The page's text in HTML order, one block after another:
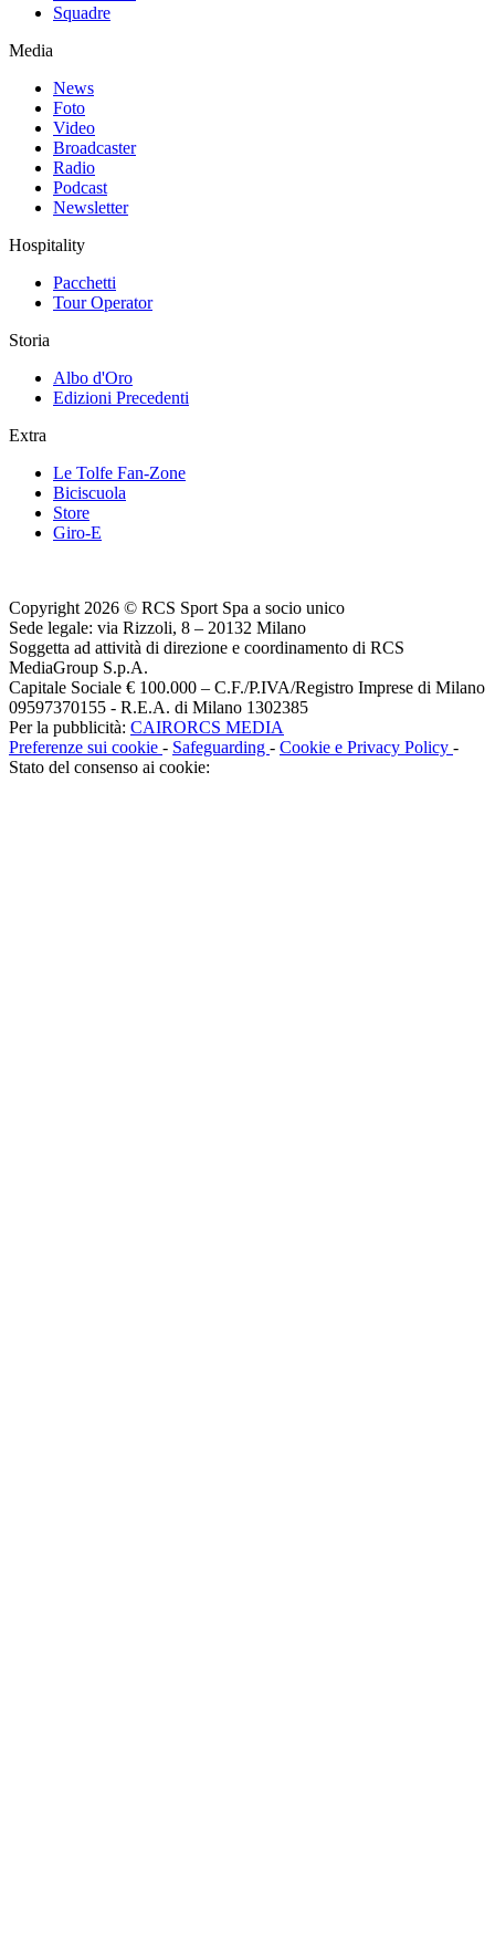
Squadre
Media
News
Foto
Video
Broadcaster
Radio
Podcast
Newsletter
Hospitality
Pacchetti
Tour Operator
Storia
Albo d'Oro
Edizioni Precedenti
Extra
Le Tolfe Fan-Zone
Biciscuola
Store
Giro-E
Copyright 2026 © RCS Sport Spa a socio unico
Sede legale: via Rizzoli, 8 – 20132 Milano
Soggetta ad attività di direzione e coordinamento di RCS
MediaGroup S.p.A.
Capitale Sociale € 100.000 – C.F./P.IVA/Registro Imprese di Milano
09597370155 - R.E.A. di Milano 1302385
Per la pubblicità: CAIRORCS MEDIA
Preferenze sui cookie - Safeguarding - Cookie e Privacy Policy -
Stato del consenso ai cookie: